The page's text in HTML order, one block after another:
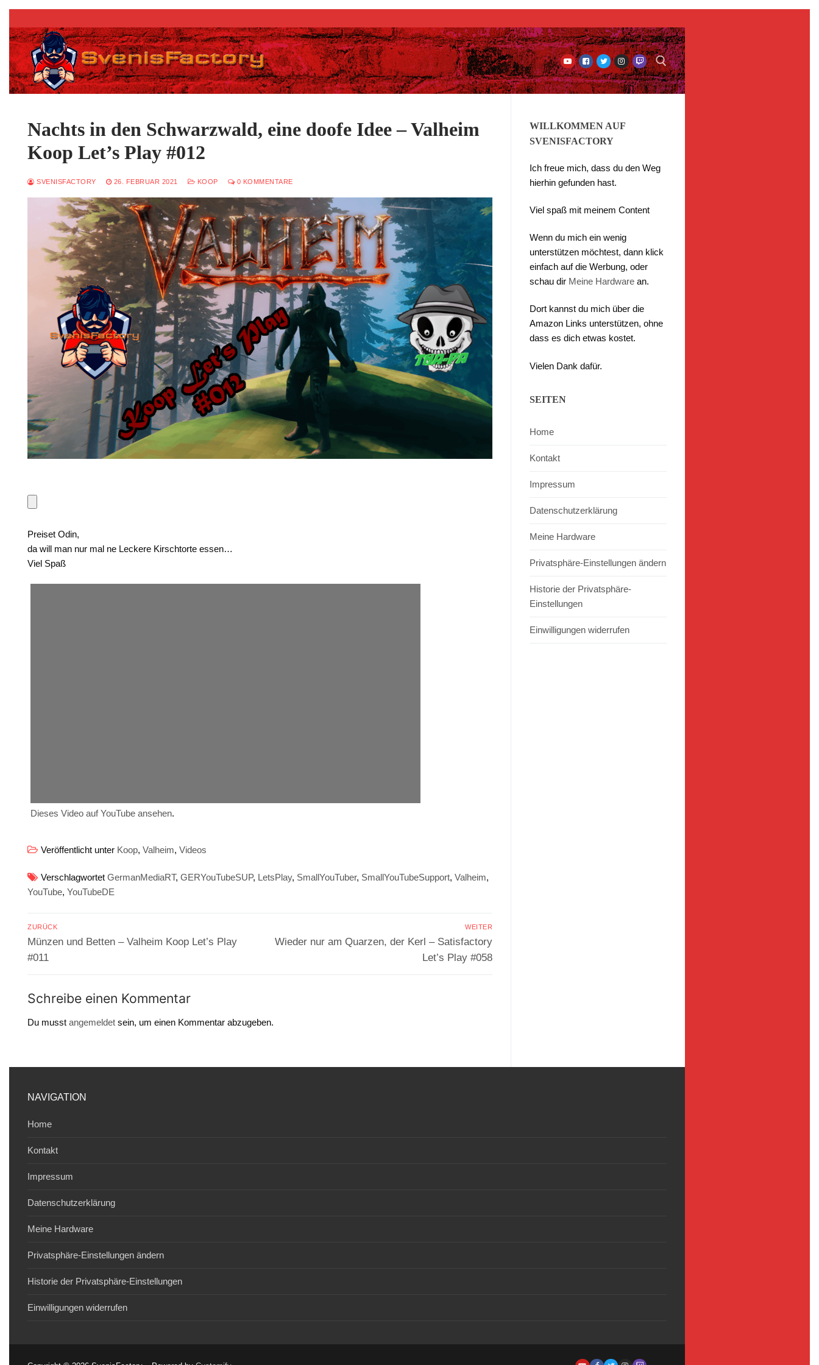
Zum
Inhalt
springen
Nachts in den Schwarzwald, eine doofe Idee – Valheim
Koop Let’s Play #012
SVENISFACTORY 26. FEBRUAR 2021 KOOP 0 KOMMENTARE
Preiset Odin,
da will man nur mal ne Leckere Kirschtorte essen…
Viel Spaß
Dieses Video auf YouTube ansehen.
Veröffentlicht unter Koop, Valheim, Videos
Verschlagwortet GermanMediaRT, GERYouTubeSUP, LetsPlay, SmallYouTuber, SmallYouTubeSupport, Valheim,
YouTube, YouTubeDE
Beitragsnavigation
ZURÜCK
Vorheriger
Beitrag:
Münzen und Betten – Valheim Koop Let’s Play
#011
WEITER
Nächster
Wieder nur am Quarzen, der Kerl – Satisfactory
Let’s Play #058
Schreibe einen Kommentar
Du musst angemeldet sein, um einen Kommentar abzugeben.
WILLKOMMEN AUF
SVENISFACTORY
Ich freue mich, dass du den Weg
hierhin gefunden hast.
Viel spaß mit meinem Content
Wenn du mich ein wenig
unterstützen möchtest, dann klick
einfach auf die Werbung, oder
schau dir Meine Hardware an.
Dort kannst du mich über die
Amazon Links unterstützen, ohne
dass es dich etwas kostet.
Vielen Dank dafür.
SEITEN
Home
Kontakt
Impressum
Datenschutzerklärung
Meine Hardware
Privatsphäre-Einstellungen ändern
Historie der Privatsphäre-
Einstellungen
Einwilligungen widerrufen
NAVIGATION
Home
Kontakt
Impressum
Datenschutzerklärung
Meine Hardware
Privatsphäre-Einstellungen ändern
Historie der Privatsphäre-Einstellungen
Einwilligungen widerrufen